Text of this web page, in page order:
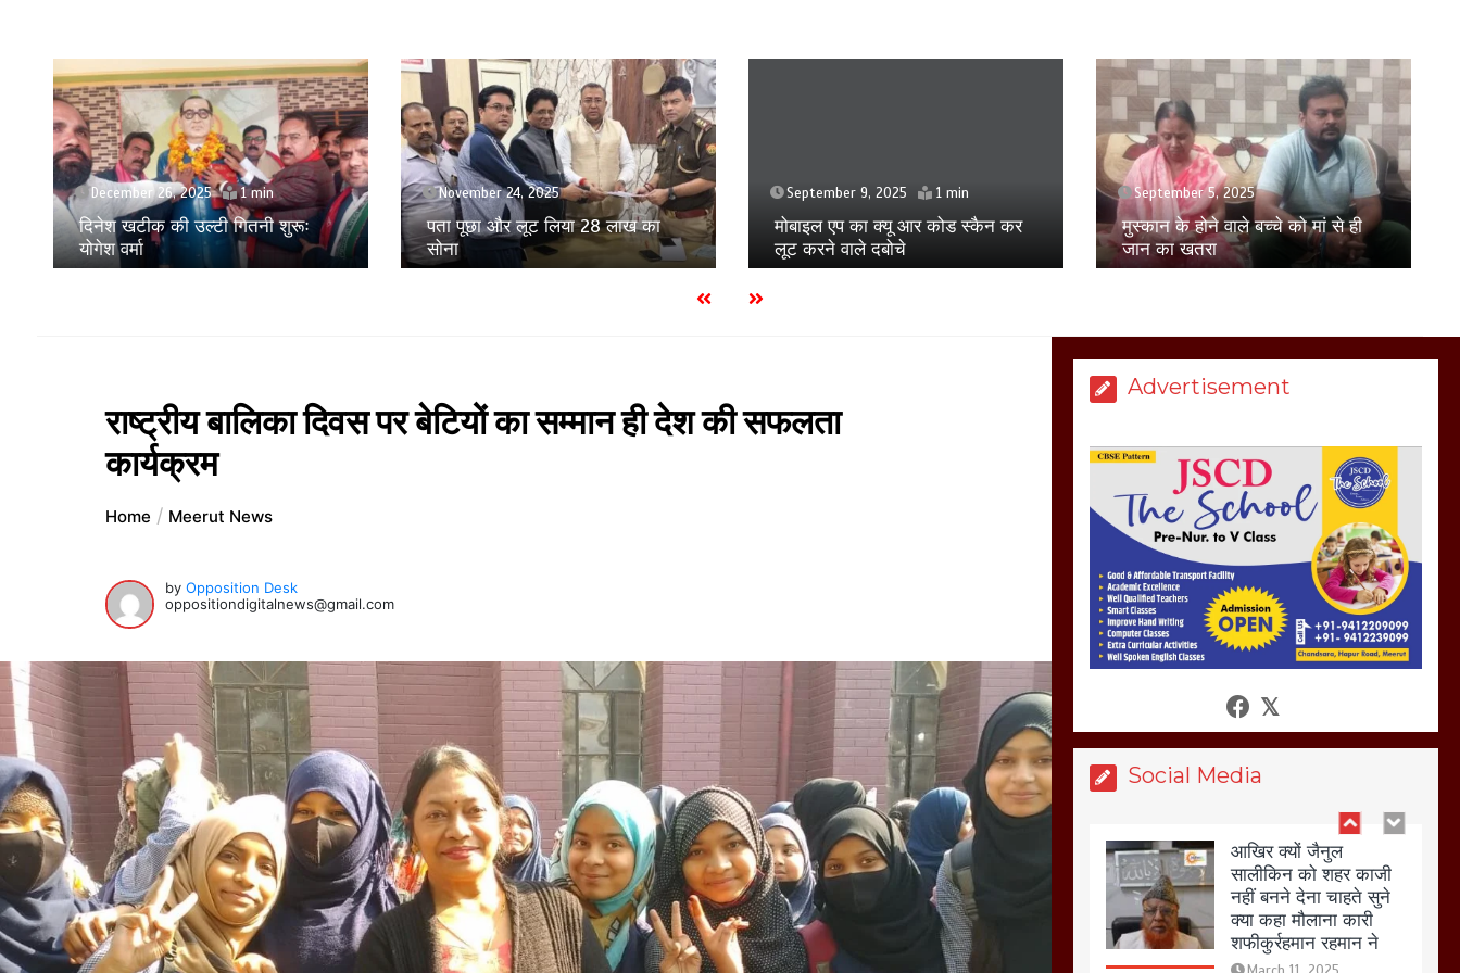
November 24, 2025
पता पूछा और लूट लिया 28 लाख का
सोना
September 9, 2025 1 min
मोबाइल एप का क्यू आर कोड स्कैन कर
लूट करने वाले दबोचे
September 5, 2025
मुस्कान के होने वाले बच्चे को मां से ही
जान का खतरा
April 17, 2025
युवती से छेड़छाड़ का विरोध करने पर
परिवार पर हमला, पीड़ित परिवार ने
एसएसपी से की शिकायत
राष्ट्रीय बालिका दिवस पर बेटियों का सम्मान ही देश की सफलता
कार्यक्रम
Home Meerut News
by Opposition Desk
oppositiondigitalnews@gmail.com
Advertisement
Social Media
सरकार को दी आमरण
अनशन की चेतावनी
March 8, 2025
मेरठ सुराजकुंड शमशान
घाट में चिता से अस्थि
उठाकर खाते कुत्ते का
होलिका रखने पर लात मार
कर होलिका को किया तहस
नहस,मोहल्ले वालों के साथ
की गई गाली गलोच ,कहा
अगर रखी गई होली तो होगा
खून खराबा,
March 11, 2025
आखिर क्यों जैनुल
सालीकिन को शहर काजी
नहीं बनने देना चाहते सुने
शफीकुर्रहमान रहमान ने
बिजली विभाग से परेशान
होकर बागपत में एक संत ने
सरकार को दी आमरण
अनशन की चेतावनी